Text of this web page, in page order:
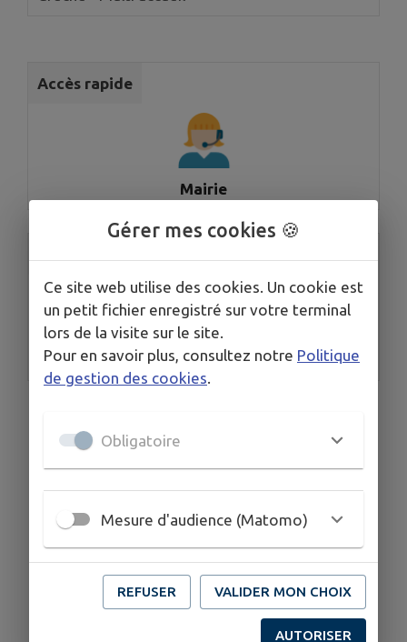
Accès rapide
Mairie
Moulins Communauté
Gérer mes cookies 🍪
Ce site web utilise des cookies. Un cookie est
un petit fichier enregistré sur votre terminal
lors de la visite sur le site.
Pour en savoir plus, consultez notre Politique
de gestion des cookies.
Obligatoire
Mesure d'audience (Matomo)
REFUSER VALIDER MON CHOIX
AUTORISER